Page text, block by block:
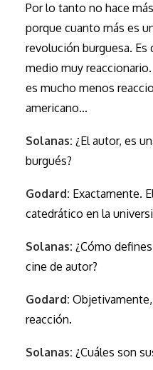
Por lo tanto no hace
porque cuanto más es
revolución burguesa. Es
medio muy
es mucho menos
americano…
Solanas: ¿El autor, es
burgués?
Godard: Exactamente.
catedrático en la
Solanas: ¿Cómo
cine de autor?
Godard:
reacción.
Solanas: ¿Cuáles son